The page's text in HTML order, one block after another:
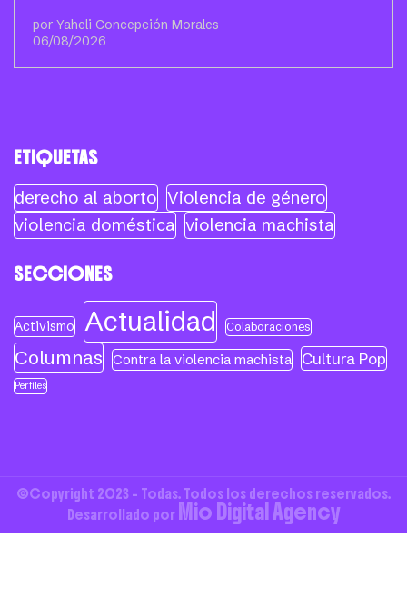
por Yaheli Concepción Morales
06/08/2026
ETIQUETAS
derecho al aborto Violencia de género
violencia doméstica violencia machista
SECCIONES
Activismo Actualidad Colaboraciones
Columnas Contra la violencia machista Cultura Pop
Perfiles
©Copyright 2023 - Todas. Todos los derechos reservados.
Desarrollado por Mio Digital Agency